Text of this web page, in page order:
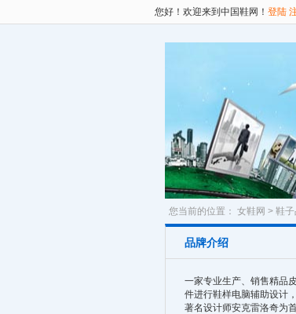
您好！欢迎来到中国鞋网！ 登陆
您当前的位置： 女鞋网 > 鞋
品牌介绍
一家专业生产、销售精品
件进行鞋样电脑辅助设计
著名设计师安克雷洛奇为